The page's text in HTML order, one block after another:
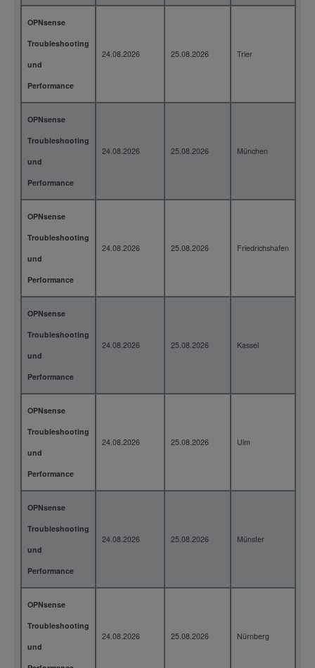
OPNsense
Troubleshooting
und
Performance
24.08.2026 25.08.2026 Trier
OPNsense
Troubleshooting
und
Performance
24.08.2026 25.08.2026 München
OPNsense
Troubleshooting
und
Performance
24.08.2026 25.08.2026 Friedrichshafen
OPNsense
Troubleshooting
und
Performance
24.08.2026 25.08.2026 Kassel
OPNsense
Troubleshooting
und
Performance
24.08.2026 25.08.2026 Ulm
OPNsense
Troubleshooting
und
Performance
24.08.2026 25.08.2026 Münster
OPNsense
Troubleshooting
und
24.08.2026 25.08.2026 Nürnberg